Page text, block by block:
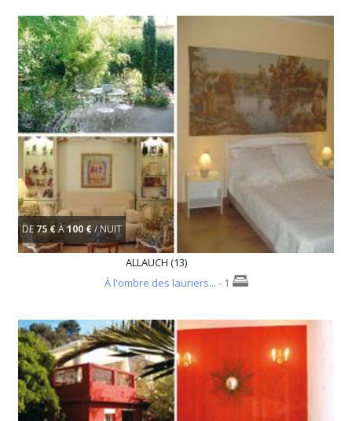
DE 75 €À100 €/ NUIT
ALLAUCH (13)
À l'ombre des lauriers... - 1